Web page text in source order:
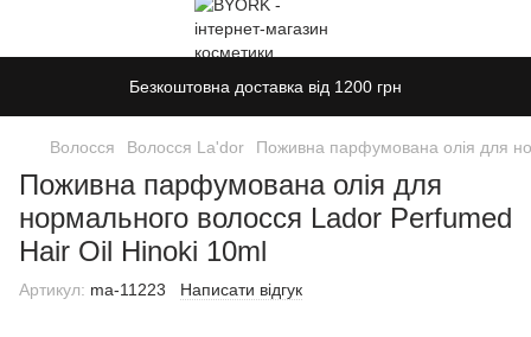
Безкоштовна доставка від 1200 грн
Волосся Волосся La'dor Поживна парфумована олія для
Поживна парфумована олія для
нормального волосся Lador Perfumed
Hair Oil Hinoki 10ml
Артикул: ma-11223 Написати відгук